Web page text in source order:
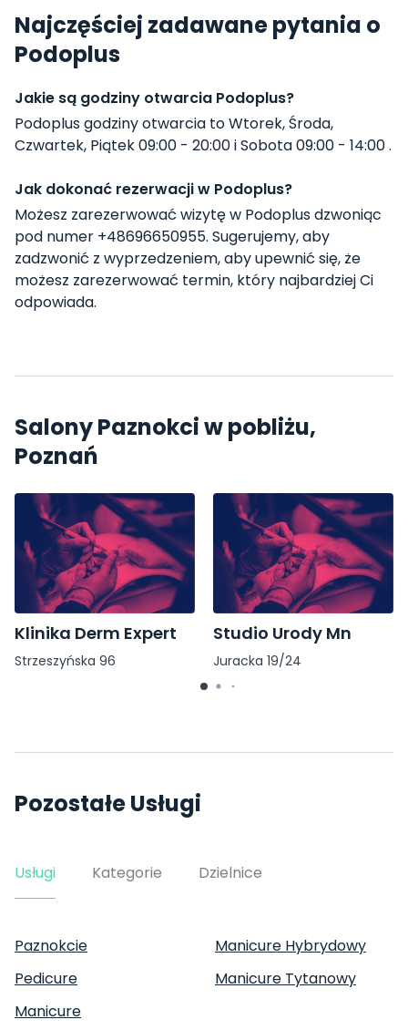
Najczęściej zadawane pytania o
Podoplus
Jakie są godziny otwarcia Podoplus?
Podoplus godziny otwarcia to Wtorek, Środa,
Czwartek, Piątek 09:00 - 20:00 i Sobota 09:00 - 14:00 .
Jak dokonać rezerwacji w Podoplus?
Możesz zarezerwować wizytę w Podoplus dzwoniąc
pod numer +48696650955. Sugerujemy, aby
zadzwonić z wyprzedzeniem, aby upewnić się, że
możesz zarezerwować termin, który najbardziej Ci
odpowiada.
Salony Paznokci w pobliżu,
Poznań
Klinika Derm Expert
Strzeszyńska 96
Studio Urody Mn
Juracka 19/24
Pozostałe Usługi
Usługi Kategorie Dzielnice
Paznokcie
Manicure Hybrydowy
Pedicure
Manicure Tytanowy
Manicure